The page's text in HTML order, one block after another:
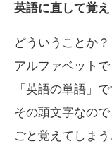
英語に直して覚
どういうことか？
アルファベット
「英語の単語」で
その頭文字なの
ごと覚えてしま